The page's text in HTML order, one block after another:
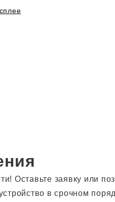
Оставьте заявку или
в срочном